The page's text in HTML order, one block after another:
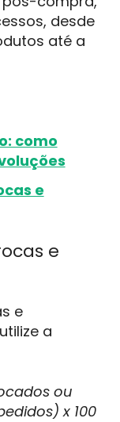
desde
até a
como
e
e
e
a
ou
x 100